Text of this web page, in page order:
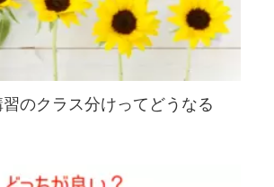
のクラス分けってどうなる